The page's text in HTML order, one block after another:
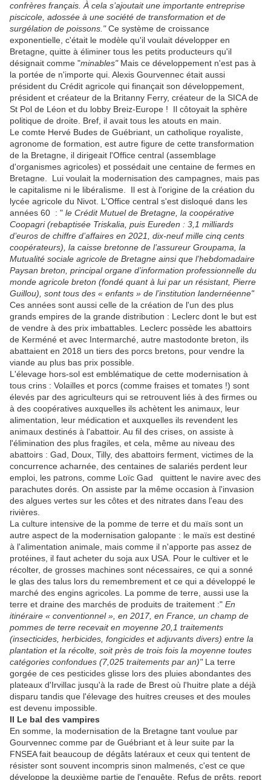
confrères français. À cela s’ajoutait une importante entreprise
piscicole, adossée à une société de transformation et de
surgélation de poissons."Ce système de croissance
exponentielle, c'était le modèle qu'il voulait développer en
Bretagne, quitte à éliminer tous les petits producteurs qu'il
désignait comme "minables"Mais ce développement n'est pas à
la portée de n'importe qui. Alexis Gourvennec était aussi
président du Crédit agricole qui finançait son développement,
président et créateur de la Britanny Ferry, créateur de la SICA de
St Pol de Léon et du lobby Breiz-Europe ! Il côtoyait la sphère
politique de droite. Bref, il avait tous les atouts en main.
Le comte Hervé Budes de Guébriant, un catholique royaliste,
agronome de formation, est autre figure de cette transformation
de la Bretagne, il dirigeait l'Office central (assemblage
d'organismes agricoles) et possédait une centaine de fermes en
Bretagne. Lui voulait la modernisation des campagnes, mais pas
le capitalisme ni le libéralisme. Il est à l'origine de la création du
lycée agricole du Nivot. L'Office central s'est disloqué dans les
années 60 : " le Crédit Mutuel de Bretagne, la coopérative
Coopagri (rebaptisée Triskalia, puis Eureden : 3,1 milliards
d’euros de chiffre d’affaires en 2021, dix-neuf mille cinq cents
coopérateurs), la caisse bretonne de l’assureur Groupama, la
Mutualité sociale agricole de Bretagne ainsi que l’hebdomadaire
Paysan breton, principal organe d’information professionnelle du
monde agricole breton (fondé quant à lui par un résistant, Pierre
Guillou), sont tous des « enfants » de l’institution landernéenne"
Ces années sont aussi celle de la création de l'un des plus
grands empires de la grande distribution : Leclerc dont le but est
de vendre à des prix imbattables. Leclerc possède les abattoirs
de Kerméné et avec Intermarché, autre mastodonte breton, ils
abattaient en 2018 un tiers des porcs bretons, pour vendre la
viande au plus bas prix possible.
L'élevage hors-sol est emblématique de cette modernisation à
tous crins : Volailles et porcs (comme fraises et tomates !) sont
élevés par des agriculteurs qui se retrouvent liés à des firmes ou
à des coopératives auxquelles ils achètent les animaux, leur
alimentation, leur médication et auxquelles ils revendent les
animaux destinés à l'abattoir. Au fil des crises, on assiste à
l'élimination des plus fragiles, et cela, même au niveau des
abattoirs : Gad, Doux, Tilly, des abattoirs ferment, victimes de la
concurrence acharnée, des centaines de salariés perdent leur
emploi, les patrons, comme Loïc Gad quittent le navire avec des
parachutes dorés. On assiste par la même occasion à l'invasion
des algues vertes sur les côtes et des nitrates dans l'eau des
rivières.
La culture intensive de la pomme de terre et du maïs sont un
autre aspect de la modernisation galopante : le maïs est destiné
à l'alimentation animale, mais comme il n'apporte pas assez de
protéines, il faut acheter du soja aux USA. Pour le cultiver et le
récolter, de grosses machines sont nécessaires, ce qui a sonné
le glas des talus lors du remembrement et ce qui a développé le
marché des engins agricoles. La pomme de terre, aussi use la
terre et draine des marchés de produits de traitement :" En
itinéraire « conventionnel », en 2017, en France, un champ de
pommes de terre recevait en moyenne 20,1 traitements
(insecticides, herbicides, fongicides et adjuvants divers) entre la
plantation et la récolte, soit près de trois fois la moyenne toutes
catégories confondues (7,025 traitements par an)" La terre
gorgée de ces pesticides glisse lors des pluies abondantes des
plateaux d'Irvillac jusqu'à la rade de Brest où l'huitre plate a déjà
disparu tandis que l'élevage des huitres creuses et des moules
est devenu impossible.
II Le bal des vampires
En somme, la modernisation de la Bretagne tant voulue par
Gourvennec comme par de Guébriant et à leur suite par la
FNSEA fait beaucoup de dégâts latéraux et ceux qui tentent de
résister sont souvent incompris sinon malmenés, c'est ce que
développe la deuxième partie de l'enquête. Refus de prêts, report